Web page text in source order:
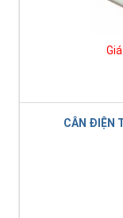
Giá:
CÂN ĐIỆN